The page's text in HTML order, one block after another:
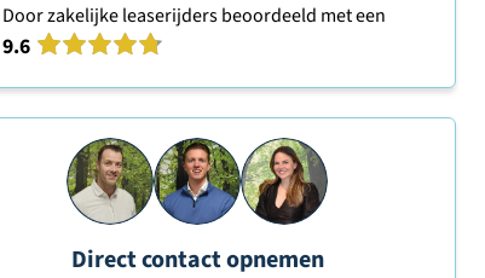
Door zakelijke leaserijders beoordeeld met een
9.6
Direct contact opnemen